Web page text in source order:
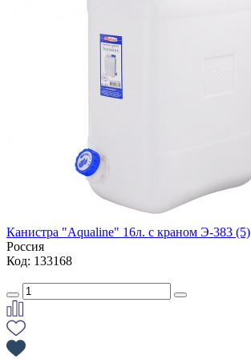
Канистра "Aqualine" 16л. с краном Э-383 (5)
Россия
Код: 133168